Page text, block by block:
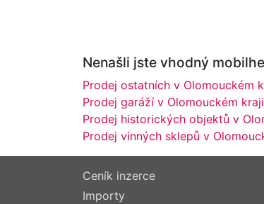
Nenašli jste vhodný
Prodej ostatních v Olomouckém
Prodej garáží v Olomouckém kraji
Prodej historických objektů v
Prodej vinných sklepů v
Ceník inzerce
Importy